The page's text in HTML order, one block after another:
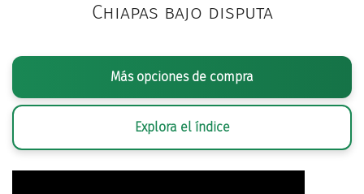
Chiapas bajo disputa
Más opciones de compra
Explora el índice